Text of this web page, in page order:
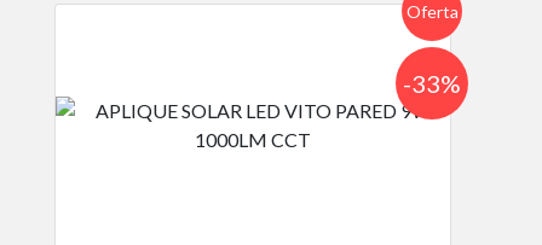
Oferta
-33%